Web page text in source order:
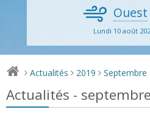
Ouest
Lundi 10 août
> Actualités > 2019 > Septembre
Actualités -